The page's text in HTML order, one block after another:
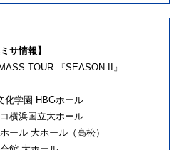
サ情報】
TOUR 『SEASON II』
学園 HBGホール
横浜国立大ホール
ル 大ホール（高松）